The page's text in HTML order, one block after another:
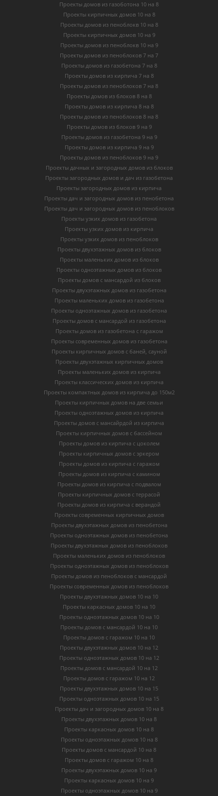
Проекты домов из газоботона 10 на 8
Проекты кирпичных домов 10 на 8
Проекты домов из пеноблокв 10 на 8
Проекты кирпичных домов 10 на 9
Проекты домов из пеноблокв 10 на 9
Проекты домов из пеноблоков 7 на 7
Проекты домов из газобетона 7 на 8
Проекты домов из кирпича 7 на 8
Проекты домов из пеноблоков 7 на 8
Проекты домов из блоков 8 на 8
Проекты домов из кирпича 8 на 8
Проекты домов из пеноблоков 8 на 8
Проекты домов из блоков 9 на 9
Проекты домов из газобетона 9 на 9
Проекты домов из кирпича 9 на 9
Проекты домов из пеноблоков 9 на 9
Проекты дачных и загородных домов из блоков
Проекты загородных домов и дач из газобетона
Проекты загородных домов из кирпича
Проекты дач и загородных домов из пенобетона
Проекты дач и загородных домов из пеноблоков
Проекты узких домов из газобетона
Проекты узких домов из кирпича
Проекты узких домов из пеноблоков
Проекты двухэтажных домов из блоков
Проекты маленьких домов из блоков
Проекты одноэтажных домов из блоков
Проекты домов с мансардой из блоков
Проекты двухэтажных домов из газобетона
Проекты маленьких домов из газобетона
Проекты одноэтажных домов из газобетона
Проекты домов с мансардой из газобетона
Проекты домов из газобетона с гаражом
Проекты современных домов из газобетона
Проекты кирпичных домов с баней, сауной
Проекты двухэтажных кирпичных домов
Проекты маленьких домов из кирпича
Проекты классических домов из кирпича
Проекты компактных домов из кирпича до 150м2
Проекты кирпичных домов на две семьи
Проекты одноэтажных домов из кирпича
Проекты домов с мансайрдой из кирпича
Проекты кирпичных домов с бассейном
Проекты домов из кирпича с цоколем
Проекты кирпичных домов с эркером
Проекты домов из кирпича с гаражом
Проекты домов из кирпича с камином
Проекты домов из кирпича с подвалом
Проекты кирпичных домов с террасой
Проекты домов из кирпича с верандой
Проекты современных кирпичных домов
Проекты двухэтажных домов из пенобетона
Проекты одноэтажных домов из пенобетона
Проекты двухэтажных домов из пеноблоков
Проекты маленьких домов из пеноблоков
Проекты одноэтажных домов из пеноблоков
Проекты домов из пеноблоков с мансардой
Проекты современных домов из пеноблоков
Проекты двухэтажных домов 10 на 10
Проекты каркасных домов 10 на 10
Проекты одноэтажных домов 10 на 10
Проекты домов с мансардой 10 на 10
Проекты домов с гаражом 10 на 10
Проекты двухэтажных домов 10 на 12
Проекты одноэтажных домов 10 на 12
Проекты домов с мансардой 10 на 12
Проекты домов с гаражом 10 на 12
Проекты двухэтажных домов 10 на 15
Проекты одноэтажных домов 10 на 15
Проекты дач и загородных домов 10 на 8
Проекты двухэтажных домов 10 на 8
Проекты каркасных домов 10 на 8
Проекты одноэтажных домов 10 на 8
Проекты домов с мансардой 10 на 8
Проекты домов с гаражом 10 на 8
Проекты двухэтажных домов 10 на 9
Проекты каркасных домов 10 на 9
Проекты одноэтажных домов 10 на 9